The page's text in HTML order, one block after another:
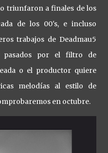
triunfaron a finales de los
de los 00's, e incluso
trabajos de Deadmau5
pasados por el filtro de
o el productor quiere
melodías al estilo de
en octubre.